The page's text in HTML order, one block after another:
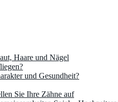
Haare und Nägel
und Gesundheit?
Sie Ihre Zähne auf